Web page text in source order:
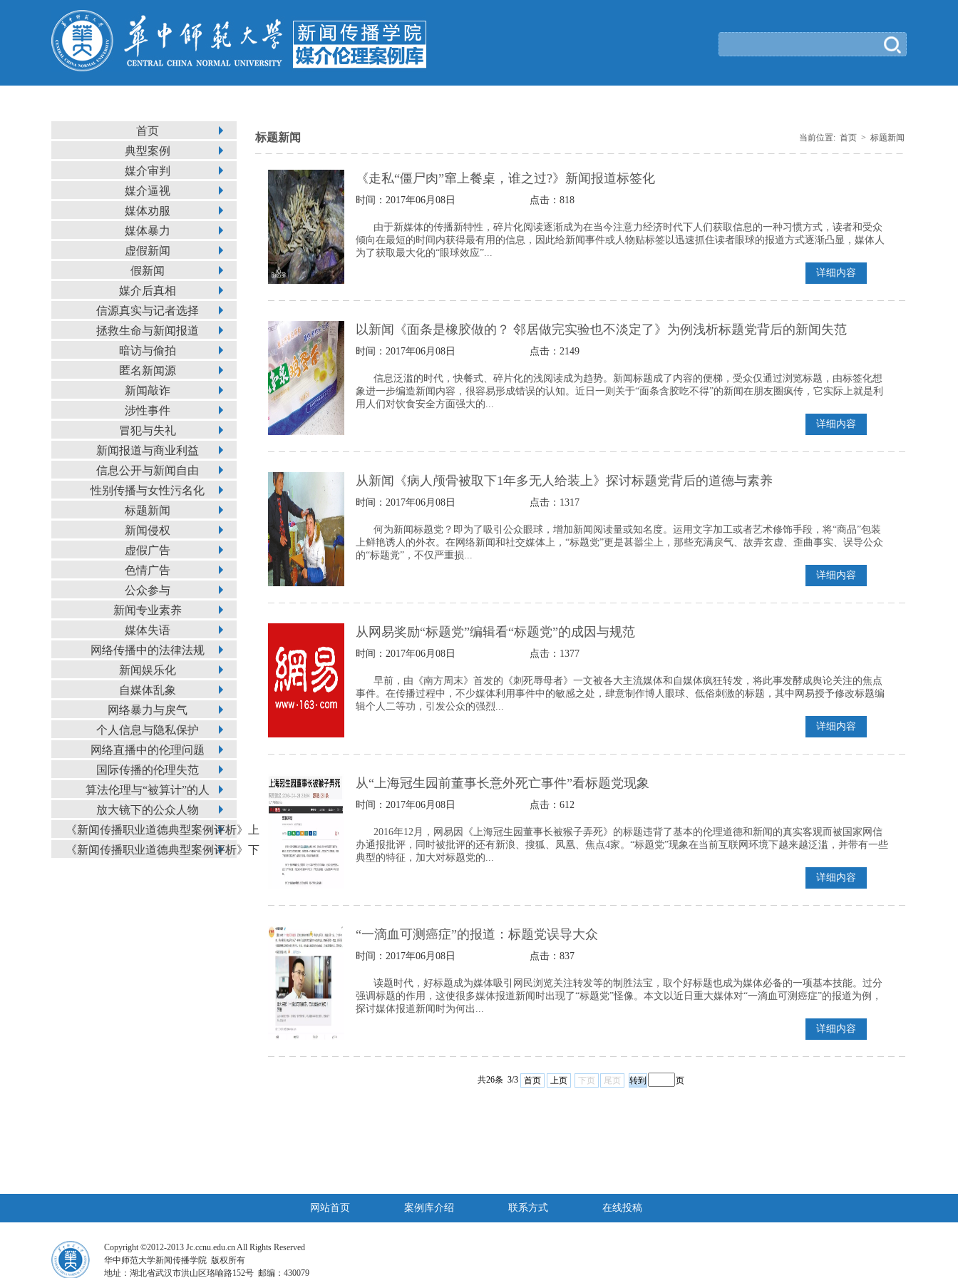
首页
典型案例
媒介审判
媒介逼视
媒体劝服
媒体暴力
虚假新闻
假新闻
媒介后真相
信源真实与记者选择
拯救生命与新闻报道
暗访与偷拍
匿名新闻源
新闻敲诈
涉性事件
冒犯与失礼
新闻报道与商业利益
信息公开与新闻自由
性别传播与女性污名化
标题新闻
新闻侵权
虚假广告
色情广告
公众参与
新闻专业素养
媒体失语
网络传播中的法律法规
新闻娱乐化
自媒体乱象
网络暴力与戾气
个人信息与隐私保护
网络直播中的伦理问题
国际传播的伦理失范
算法伦理与“被算计”的人
放大镜下的公众人物
《新闻传播职业道德典型案例评析》上
《新闻传播职业道德典型案例评析》下
标题新闻 当前位置: 首页 > 标题新闻
《走私“僵尸肉”窜上餐桌，谁之过?》新闻报道标签化
时间：2017年06月08日 点击： 818
由于新媒体的传播新特性，碎片化阅读逐渐成为在当今注意力经济时代下人们获取信息的一种习惯方式，读者和受众
倾向在最短的时间内获得最有用的信息，因此给新闻事件或人物贴标签以迅速抓住读者眼球的报道方式逐渐凸显，媒体人
为了获取最大化的“眼球效应”...
详细内容
以新闻《面条是橡胶做的？ 邻居做完实验也不淡定了》为例浅析标题党背后的新闻失范
时间：2017年06月08日 点击： 2149
信息泛滥的时代，快餐式、碎片化的浅阅读成为趋势。新闻标题成了内容的便梯，受众仅通过浏览标题，由标签化想
象进一步编造新闻内容，很容易形成错误的认知。近日一则关于“面条含胶吃不得”的新闻在朋友圈疯传，它实际上就是利
用人们对饮食安全方面强大的...
详细内容
从新闻《病人颅骨被取下1年多无人给装上》探讨标题党背后的道德与素养
时间：2017年06月08日 点击： 1317
何为新闻标题党？即为了吸引公众眼球，增加新闻阅读量或知名度。运用文字加工或者艺术修饰手段，将“商品”包装
上鲜艳诱人的外衣。在网络新闻和社交媒体上，“标题党”更是甚嚣尘上，那些充满戾气、故弄玄虚、歪曲事实、误导公众
的“标题党”，不仅严重损...
详细内容
从网易奖励“标题党”编辑看“标题党”的成因与规范
时间：2017年06月08日 点击： 1377
早前，由《南方周末》首发的《刺死辱母者》一文被各大主流媒体和自媒体疯狂转发，将此事发酵成舆论关注的焦点
事件。在传播过程中，不少媒体利用事件中的敏感之处，肆意制作博人眼球、低俗刺激的标题，其中网易授予修改标题编
辑个人二等功，引发公众的强烈...
详细内容
从“上海冠生园前董事长意外死亡事件”看标题党现象
时间：2017年06月08日 点击： 612
2016年12月，网易因《上海冠生园董事长被猴子弄死》的标题违背了基本的伦理道德和新闻的真实客观而被国家网信
办通报批评，同时被批评的还有新浪、搜狐、凤凰、焦点4家。“标题党”现象在当前互联网环境下越来越泛滥，并带有一些
典型的特征，加大对标题党的...
详细内容
“一滴血可测癌症”的报道：标题党误导大众
时间：2017年06月08日 点击： 837
读题时代，好标题成为媒体吸引网民浏览关注转发等的制胜法宝，取个好标题也成为媒体必备的一项基本技能。过分
强调标题的作用，这使很多媒体报道新闻时出现了“标题党”怪像。本文以近日重大媒体对“一滴血可测癌症”的报道为例，
探讨媒体报道新闻时为何出...
详细内容
共26条 3/3 首页 上页 下页 尾页 页
网站首页 案例库介绍 联系方式 在线投稿
Copyright ©2012-2013 Jc.ccnu.edu.cn All Rights Reserved
华中师范大学新闻传播学院 版权所有
地址：湖北省武汉市洪山区珞喻路152号 邮编：430079